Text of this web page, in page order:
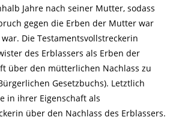
Jahre nach seiner Mutter, sodass
gegen die Erben der Mutter war
Die Testamentsvollstreckerin
des Erblassers als Erben der
über den mütterlichen Nachlass zu
Gesetzbuchs). Letztlich
in ihrer Eigenschaft als
über den Nachlass des Erblassers.